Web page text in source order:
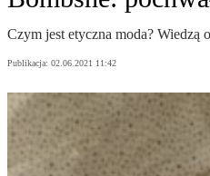
Czym jest etyczna moda?
Publikacja: 02.06.2021 11:42